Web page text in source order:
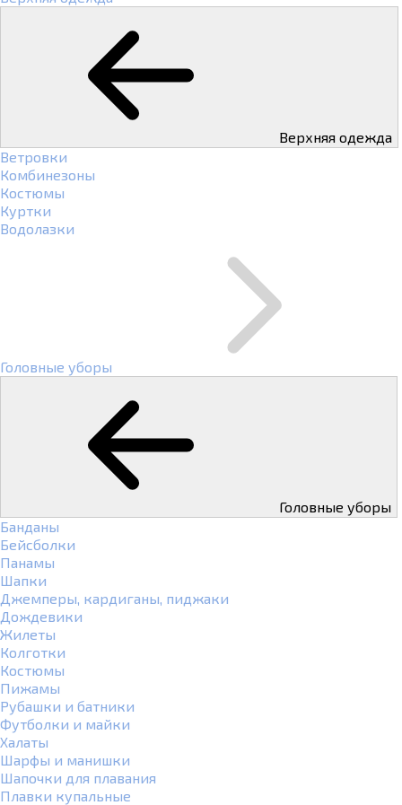
Верхняя одежда
Ветровки
Комбинезоны
Костюмы
Куртки
Водолазки
Головные уборы
Головные уборы
Банданы
Бейсболки
Панамы
Шапки
Джемперы, кардиганы, пиджаки
Дождевики
Жилеты
Колготки
Костюмы
Пижамы
Рубашки и батники
Футболки и майки
Халаты
Шарфы и манишки
Шапочки для плавания
Плавки купальные